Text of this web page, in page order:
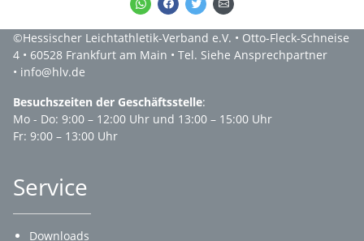
©Hessischer Leichtathletik-Verband e.V. • Otto-Fleck-Schneise
4 • 60528 Frankfurt am Main • Tel. Siehe Ansprechpartner
• info@hlv.de
Besuchszeiten der Geschäftsstelle:
Mo - Do: 9:00 – 12:00 Uhr und 13:00 – 15:00 Uhr
Fr: 9:00 – 13:00 Uhr
Service
Downloads